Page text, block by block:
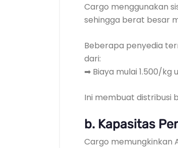
Cargo menggunakan
sehingga berat besar
Beberapa penyedia
dari:
➡ Biaya mulai 1.500/
Ini membuat distribusi
b. Kapasitas
Cargo memungkinkan